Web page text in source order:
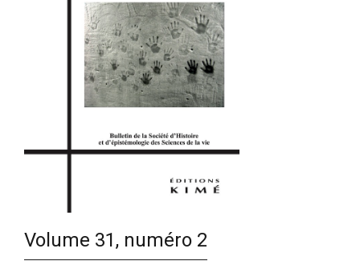
Volume 31, numéro 2